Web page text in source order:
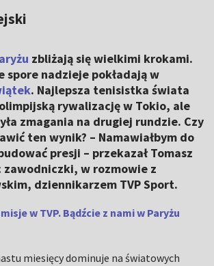
zbliżają się wielkimi krokami.
spore nadzieje pokładają w
. Najlepsza tenisistka świata
rywalizację w Tokio, ale
zmagania na drugiej rundzie. Czy
ten wynik? – Namawiałbym do
presji – przekazał Tomasz
w rozmowie z
dziennikarzem TVP Sport.
w TVP. Bądźcie z nami w Paryżu
miesięcy dominuje na światowych